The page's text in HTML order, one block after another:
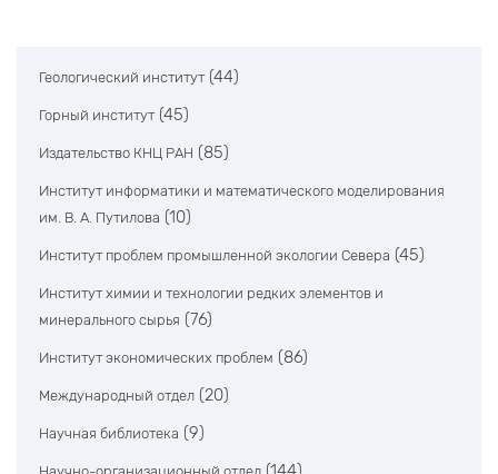
Геологический институт (44)
Горный институт (45)
Издательство КНЦ РАН (85)
Институт информатики и математического моделирования
им. В. А. Путилова (10)
Институт проблем промышленной экологии Севера (45)
Институт химии и технологии редких элементов и
минерального сырья (76)
Институт экономических проблем (86)
Международный отдел (20)
Научная библиотека (9)